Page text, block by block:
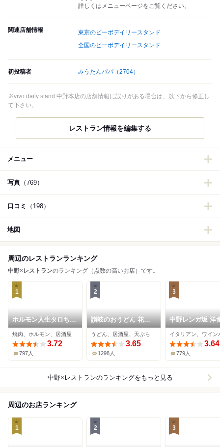
詳しくはメニューページをご覧ください。
関連店舗情報
東京のビーボデイリースタンド
全国のビーボデイリースタンド
初投稿者 みうたんパパ（2704）
※vivo daily stand 中野本店の店舗情報に誤りがある場合は、以下から修正し
て下さい。
レストラン情報を編集する
メニュー
写真 （769）
口コミ （198）
地図
周辺のレストランランキング
中野× レストランのランキング（点数の高いお店）です。
1
ホルモン人生タロちゃ
ん
焼肉、ホルモン、居酒屋
3.72
797人
2
讃岐のおうどん 花は
咲く 新中野本店
うどん、居酒屋、天ぷら
3.65
1298人
3
中野レンガ坂 洋
葡萄
イタリアン、ワイン
3.64
779人
中野×レストランのランキングをもっと見る
周辺のお店ランキング
1 2 3